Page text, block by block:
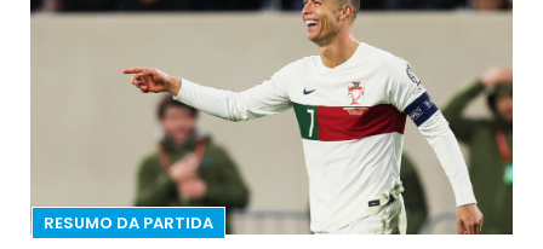
RESUMO DA PARTIDA